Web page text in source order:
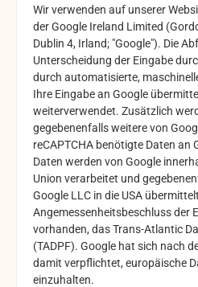
Wir verwenden auf unserer
derGoogle Ireland Limited
Dublin 4, Irland; "Google"). Die
Unterscheidung der Eingabe
durch automatisierte,
Ihre Eingabe an Google
weiterverwendet. Zusätzlich
gegebenenfalls weitere von
reCAPTCHA benötigte Daten an
Daten werden von Google
Union verarbeitet und
Google LLC in die USA
Angemessenheitsbeschluss der
vorhanden, das Trans-Atlantic
(TADPF). Google hat sich nach
damit verpflichtet, europäische
einzuhalten.